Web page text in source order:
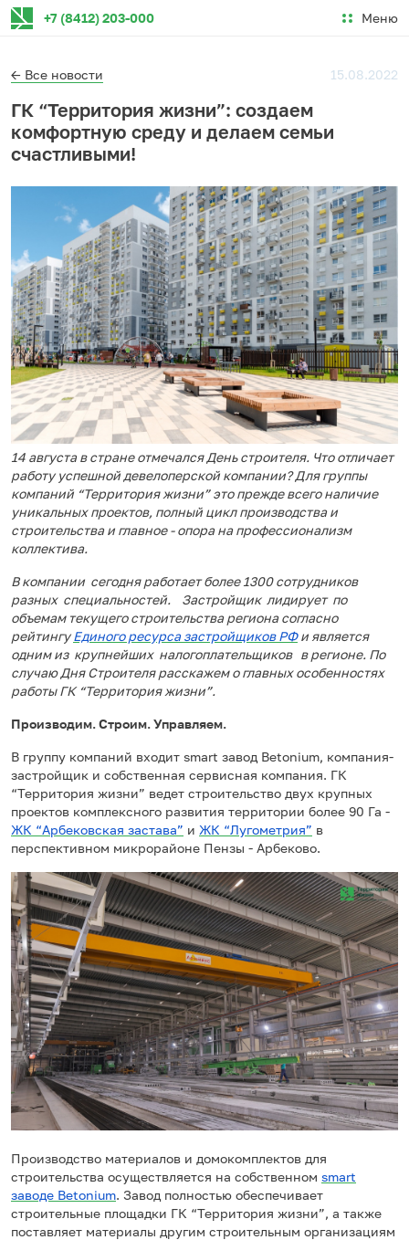
+7 (8412) 203-000 Меню
← Все новости 15.08.2022
ГК “Территория жизни”: создаем
комфортную среду и делаем семьи
счастливыми!
14 августа в стране отмечался День строителя. Что отличает
работу успешной девелоперской компании? Для группы
компаний “Территория жизни” это прежде всего наличие
уникальных проектов, полный цикл производства и
строительства и главное - опора на профессионализм
коллектива.
В компании сегодня работает более 1300 сотрудников
разных специальностей. Застройщик лидирует по
объемам текущего строительства региона согласно
рейтингуЕдиного ресурса застройщиков РФи является
одним из крупнейших налогоплательщиков в регионе. По
случаю Дня Строителя расскажем о главных особенностях
работы ГК “Территория жизни”.
Производим. Строим. Управляем.
В группу компаний входит smart завод Betonium, компания-
застройщик и собственная сервисная компания. ГК
“Территория жизни” ведет строительство двух крупных
проектов комплексного развития территории более 90 Га -
ЖК “Арбековская застава” и ЖК “Лугометрия” в
перспективном микрорайоне Пензы - Арбеково.
Производство материалов и домокомплектов для
строительства осуществляется на собственном smart
заводе Betonium. Завод полностью обеспечивает
строительные площадки ГК “Территория жизни”, а также
поставляет материалы другим строительным организациям